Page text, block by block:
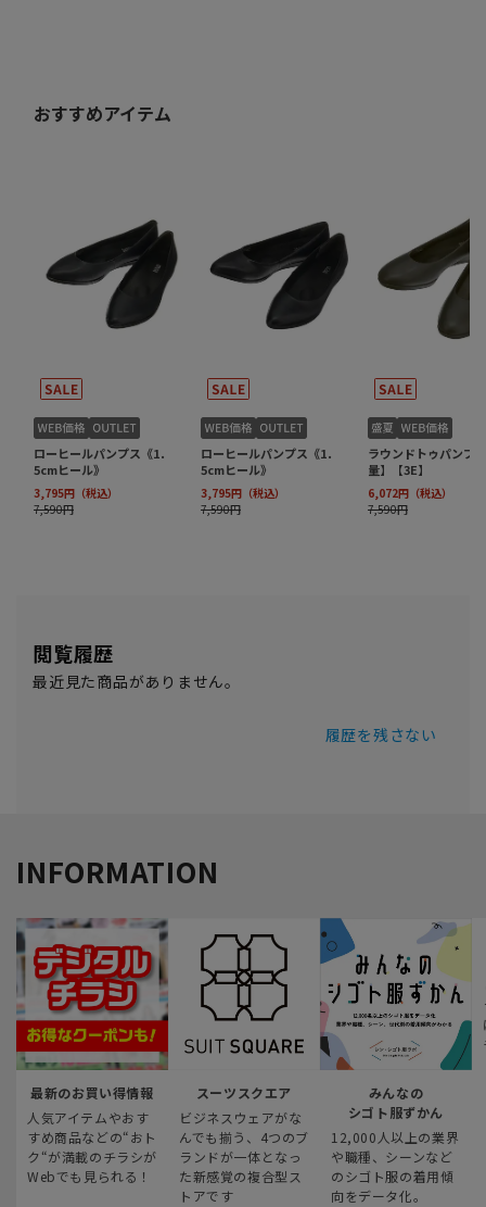
閲覧履歴
最近見た商品がありません。
履歴を残さない
INFORMATION
最新のお買い得情報
人気アイテムやおす
すめ商品などの“おト
ク“が満載のチラシが
Webでも見られる！
スーツスクエア
ビジネスウェアがな
んでも揃う、4つのブ
ランドが一体となっ
た新感覚の複合型ス
トアです
みんなの
シゴト服ずかん
12,000人以上の業界
や職種、シーンなど
のシゴト服の着用傾
向をデータ化。